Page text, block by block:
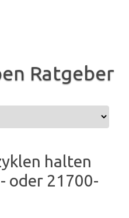
Ratgeber
halten
oder 21700-